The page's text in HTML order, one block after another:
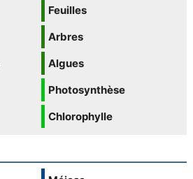
Feuilles
Arbres
Algues
Photosynthèse
Chlorophylle